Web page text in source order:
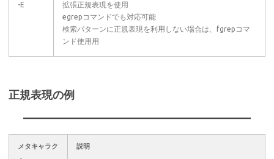
-E
拡張正規表現を使用
egrepコマンドでも対応可能
検索パターンに正規表現を利用しない場合は、fgrepコマ
ンド使用用
正規表現の例
メタキャラク
説明